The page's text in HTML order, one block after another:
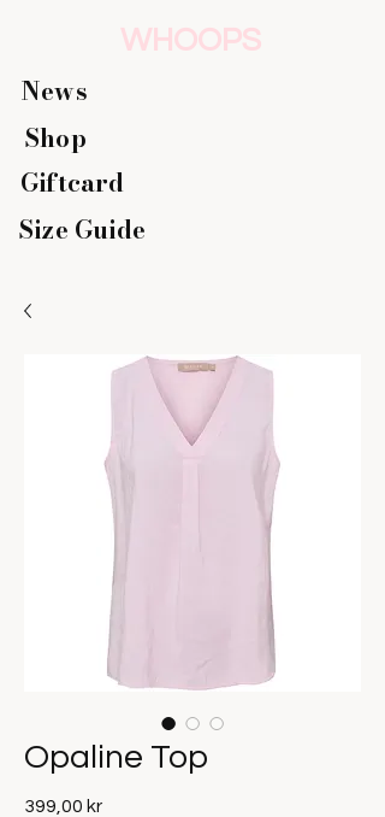
WHOOPS
News
Giftcard
Size Guide
Shop
Opaline Top
399,00 krPris